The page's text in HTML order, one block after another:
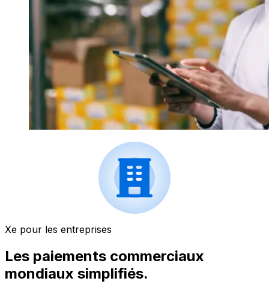
Xe pour les entreprises
Les paiements commerciaux
mondiaux simplifiés.